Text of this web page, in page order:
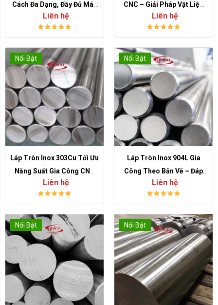
Cách Đa Dạng, Đầy Đủ Mác
Thép, Cắt Theo Yêu Cầu
Liên hệ
CNC – Giải Pháp Vật Liệu
Cho Chi Tiết Máy Độ Bền
Cao
Liên hệ
Nổi Bật
Láp Tròn Inox 303Cu Tối Ưu
Năng Suất Gia Công CNC
Cho Chi Tiết Tiện
Liên hệ
Nổi Bật
Láp Tròn Inox 904L Gia
Công Theo Bản Vẽ – Đáp
Ứng Yêu Cầu Kỹ Thuật Khắt
Khe
Liên hệ
Nổi Bật Nổi Bật